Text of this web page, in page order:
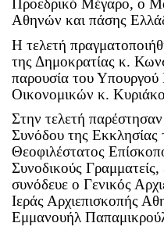
Προεδρικό Μέγαρο, ο
Αθηνών και πάσης
Η τελετή
της Δημοκρατίας κ.
παρουσία του Υπουργού
Οικονομικών κ.
Στην τελετή
Συνόδου της Εκκλησίας
Θεοφιλέστατος
Συνοδικούς
συνόδευε ο Γενικός
Ιεράς Αρχιεπισκοπής
Εμμανουήλ